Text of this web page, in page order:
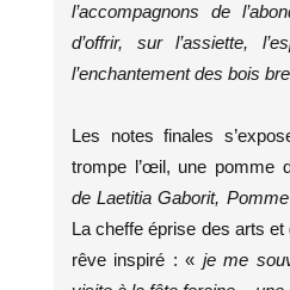
l’accompagnons de
d’offrir, sur l’assiette,
l’enchantement des bois
Les notes finales
trompe l’œil, une pomme
de Laetitia Gaborit,
La cheffe éprise des arts
rêve inspiré : « je me